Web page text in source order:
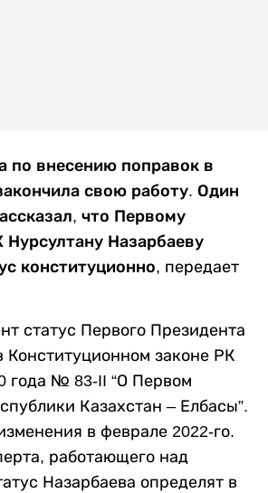
по внесению поправок в
свою работу. Один
что Первому
Нурсултану Назарбаеву
конституционно, передает
статус Первого Президента
Конституционном законе РК
года № 83-II “О Первом
Казахстан – Елбасы”.
в феврале 2022-го.
работающего над
Назарбаева определят в